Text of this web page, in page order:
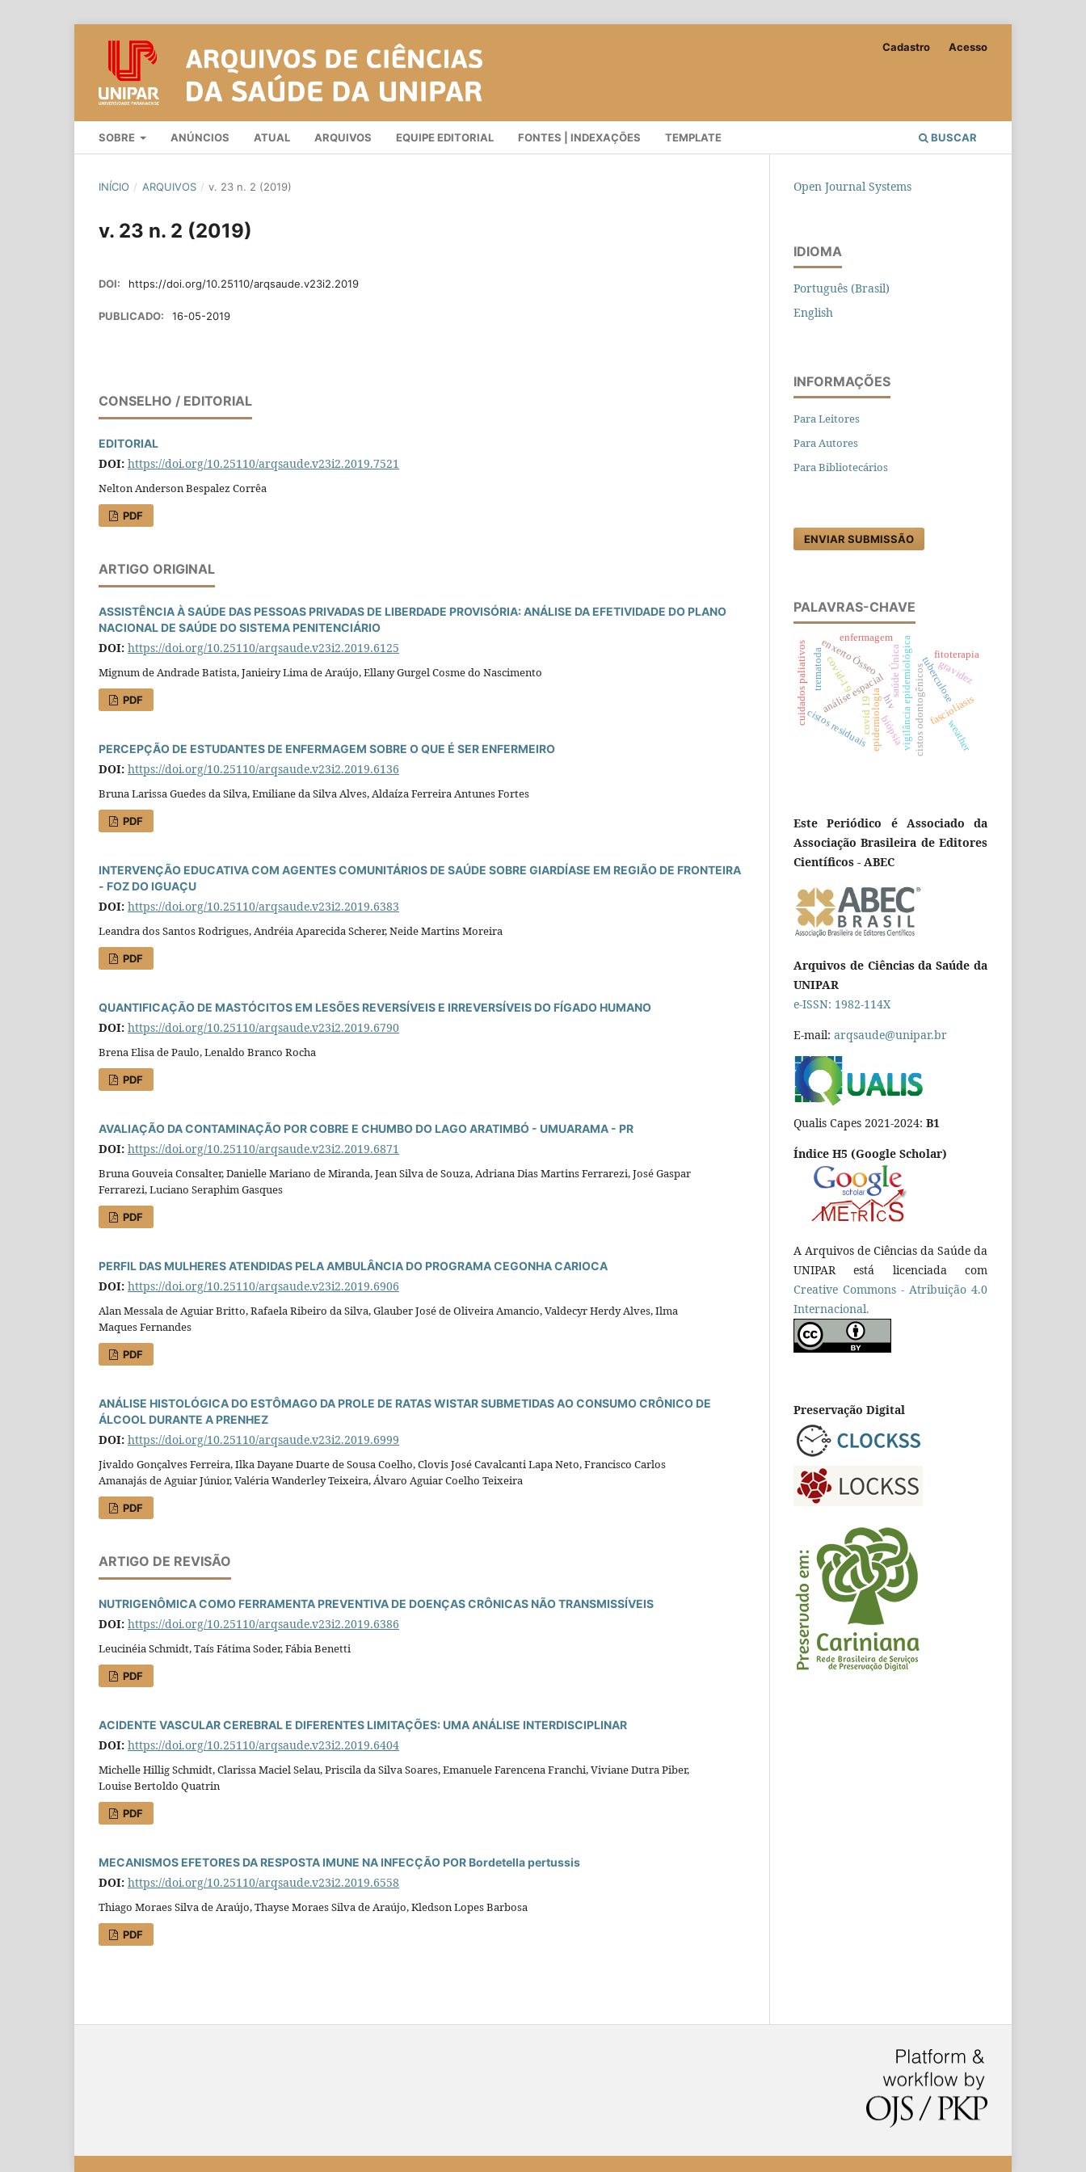
SOBRE ANÚNCIOS ATUAL ARQUIVOS EQUIPE EDITORIAL FONTES | INDEXAÇÕES TEMPLATE BUSCAR
Cadastro Acesso
INÍCIO / ARQUIVOS / v. 23 n. 2 (2019)
v. 23 n. 2 (2019)
DOI: https://doi.org/10.25110/arqsaude.v23i2.2019
PUBLICADO: 16-05-2019
CONSELHO / EDITORIAL
EDITORIAL
DOI: https://doi.org/10.25110/arqsaude.v23i2.2019.7521
Nelton Anderson Bespalez Corrêa
PDF
ARTIGO ORIGINAL
ASSISTÊNCIA À SAÚDE DAS PESSOAS PRIVADAS DE LIBERDADE PROVISÓRIA: ANÁLISE DA EFETIVIDADE DO PLANO
NACIONAL DE SAÚDE DO SISTEMA PENITENCIÁRIO
DOI: https://doi.org/10.25110/arqsaude.v23i2.2019.6125
Mignum de Andrade Batista, Janieiry Lima de Araújo, Ellany Gurgel Cosme do Nascimento
PDF
PERCEPÇÃO DE ESTUDANTES DE ENFERMAGEM SOBRE O QUE É SER ENFERMEIRO
DOI: https://doi.org/10.25110/arqsaude.v23i2.2019.6136
Bruna Larissa Guedes da Silva, Emiliane da Silva Alves, Aldaíza Ferreira Antunes Fortes
PDF
INTERVENÇÃO EDUCATIVA COM AGENTES COMUNITÁRIOS DE SAÚDE SOBRE GIARDÍASE EM REGIÃO DE FRONTEIRA
- FOZ DO IGUAÇU
DOI: https://doi.org/10.25110/arqsaude.v23i2.2019.6383
Leandra dos Santos Rodrigues, Andréia Aparecida Scherer, Neide Martins Moreira
PDF
QUANTIFICAÇÃO DE MASTÓCITOS EM LESÕES REVERSÍVEIS E IRREVERSÍVEIS DO FÍGADO HUMANO
DOI: https://doi.org/10.25110/arqsaude.v23i2.2019.6790
Brena Elisa de Paulo, Lenaldo Branco Rocha
PDF
AVALIAÇÃO DA CONTAMINAÇÃO POR COBRE E CHUMBO DO LAGO ARATIMBÓ - UMUARAMA - PR
DOI: https://doi.org/10.25110/arqsaude.v23i2.2019.6871
Bruna Gouveia Consalter, Danielle Mariano de Miranda, Jean Silva de Souza, Adriana Dias Martins Ferrarezi, José Gaspar
Ferrarezi, Luciano Seraphim Gasques
PDF
PERFIL DAS MULHERES ATENDIDAS PELA AMBULÂNCIA DO PROGRAMA CEGONHA CARIOCA
DOI: https://doi.org/10.25110/arqsaude.v23i2.2019.6906
Alan Messala de Aguiar Britto, Rafaela Ribeiro da Silva, Glauber José de Oliveira Amancio, Valdecyr Herdy Alves, Ilma
Maques Fernandes
PDF
ANÁLISE HISTOLÓGICA DO ESTÔMAGO DA PROLE DE RATAS WISTAR SUBMETIDAS AO CONSUMO CRÔNICO DE
ÁLCOOL DURANTE A PRENHEZ
DOI: https://doi.org/10.25110/arqsaude.v23i2.2019.6999
Jivaldo Gonçalves Ferreira, Ilka Dayane Duarte de Sousa Coelho, Clovis José Cavalcanti Lapa Neto, Francisco Carlos
Amanajás de Aguiar Júnior, Valéria Wanderley Teixeira, Álvaro Aguiar Coelho Teixeira
PDF
ARTIGO DE REVISÃO
NUTRIGENÔMICA COMO FERRAMENTA PREVENTIVA DE DOENÇAS CRÔNICAS NÃO TRANSMISSÍVEIS
DOI: https://doi.org/10.25110/arqsaude.v23i2.2019.6386
Leucinéia Schmidt, Taís Fátima Soder, Fábia Benetti
PDF
ACIDENTE VASCULAR CEREBRAL E DIFERENTES LIMITAÇÕES: UMA ANÁLISE INTERDISCIPLINAR
DOI: https://doi.org/10.25110/arqsaude.v23i2.2019.6404
Michelle Hillig Schmidt, Clarissa Maciel Selau, Priscila da Silva Soares, Emanuele Farencena Franchi, Viviane Dutra Piber,
Louise Bertoldo Quatrin
PDF
MECANISMOS EFETORES DA RESPOSTA IMUNE NA INFECÇÃO POR Bordetella pertussis
DOI: https://doi.org/10.25110/arqsaude.v23i2.2019.6558
Thiago Moraes Silva de Araújo, Thayse Moraes Silva de Araújo, Kledson Lopes Barbosa
PDF
Open Journal Systems
IDIOMA
Português (Brasil)
English
INFORMAÇÕES
Para Leitores
Para Autores
Para Bibliotecários
ENVIAR SUBMISSÃO
PALAVRAS-CHAVE
saúde Única
epidemiologia vigilância epidemiológica
análise espacial
cistos residuais cistos odontogênicos
biópsia
enxerto Ósseo tuberculose
covid-19
fascioliasis
trematoda
weather
fitoterapia
enfermagem
cuidados paliativos covid 19 hiv
gravidez
Este Periódico é Associado da
Associação Brasileira de Editores
Científicos - ABEC
Arquivos de Ciências da Saúde da
UNIPAR
e-ISSN: 1982-114X
E-mail: arqsaude@unipar.br
Qualis Capes 2021-2024: B1
Índice H5 (Google Scholar)
A Arquivos de Ciências da Saúde da
UNIPAR está licenciada com
Creative Commons - Atribuição 4.0
Internacional.
Preservação Digital